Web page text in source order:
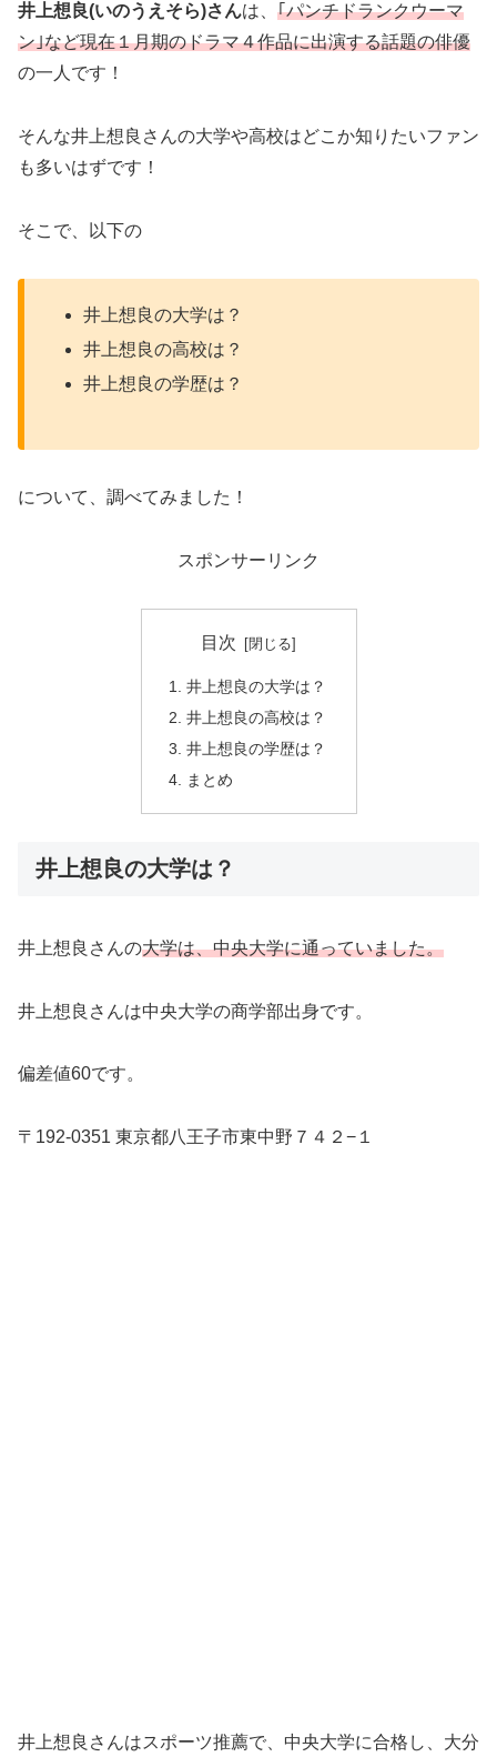
井上想良(いのうえそら)さんは、 ｢パンチドランクウーマ
ン｣など現在１月期のドラマ４作品に出演する話題の俳優
の一人です！
そんな井上想良さんの大学や高校はどこか知りたいファン
も多いはずです！
そこで、以下の
井上想良の大学は？
井上想良の高校は？
井上想良の学歴は？
について、調べてみました！
スポンサーリンク
目次
井上想良の大学は？
井上想良の高校は？
井上想良の学歴は？
まとめ
井上想良の大学は？
井上想良さんの大学は、中央大学に通っていました。
井上想良さんは中央大学の商学部出身です。
偏差値60です。
〒192-0351 東京都八王子市東中野７４２−１
井上想良さんはスポーツ推薦で、中央大学に合格し、大分